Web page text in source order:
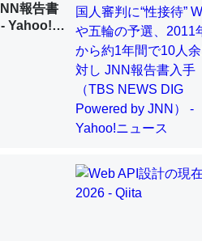
物と貝類は苦労してるんだな…。腹足
海にいないのか」に関する新仮説
電池残量や充電中かが分かるのでこ
報告書
Yahoo!ニ